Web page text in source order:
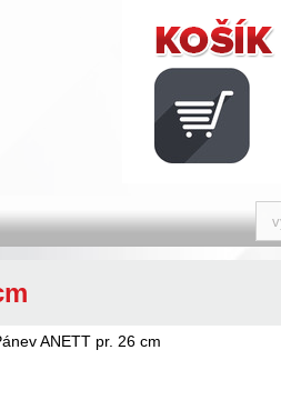
ANETT pr. 26 cm